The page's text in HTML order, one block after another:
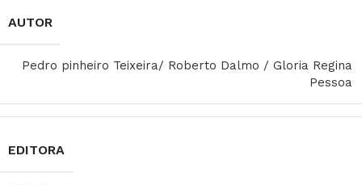
AUTOR
Pedro pinheiro Teixeira/ Roberto Dalmo / Gloria Regina
Pessoa
EDITORA